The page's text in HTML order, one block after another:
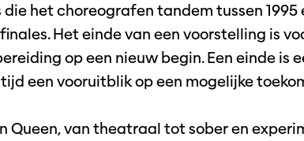
het choreografen tandem tussen 1995
Het einde van een voorstelling is
op een nieuw begin. Een einde is
een vooruitblik op een mogelijke
Queen, van theatraal tot sober en